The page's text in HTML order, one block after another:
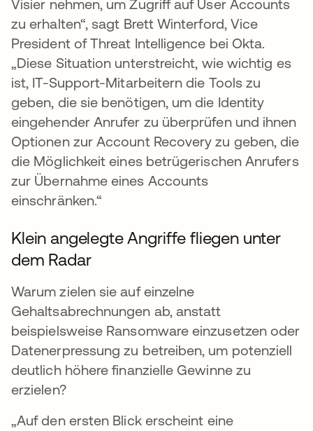
Visier nehmen, um Zugriff auf User Accounts
zu erhalten“, sagt Brett Winterford, Vice
President of Threat Intelligence bei Okta.
„Diese Situation unterstreicht, wie wichtig es
ist, IT-Support-Mitarbeitern die Tools zu
geben, die sie benötigen, um die Identity
eingehender Anrufer zu überprüfen und ihnen
Optionen zur Account Recovery zu geben, die
die Möglichkeit eines betrügerischen Anrufers
zur Übernahme eines Accounts
einschränken.“
Klein angelegte Angriffe fliegen unter
dem Radar
Warum zielen sie auf einzelne
Gehaltsabrechnungen ab, anstatt
beispielsweise Ransomware einzusetzen oder
Datenerpressung zu betreiben, um potenziell
deutlich höhere finanzielle Gewinne zu
erzielen?
„Auf den ersten Blick erscheint eine